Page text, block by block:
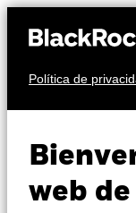
Política de
web
Perspectivas
Bond